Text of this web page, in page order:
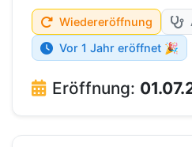
Wiedereröffnung
Vor 1 Jahr eröffnet 🎉
Eröffnung: